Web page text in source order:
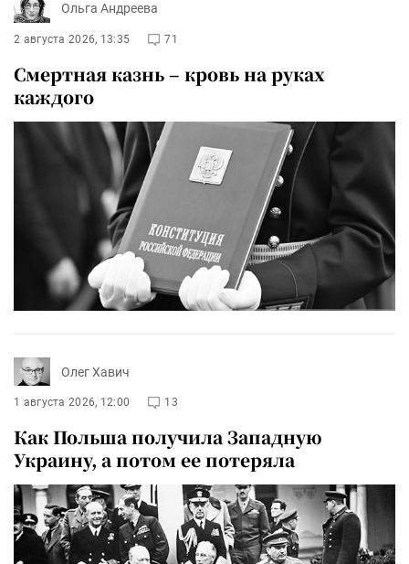
Ольга Андреева
2 августа 2026, 13:35 71
Смертная казнь – кровь на руках
каждого
Олег Хавич
1 августа 2026, 12:00 13
Как Польша получила Западную
Украину, а потом ее потеряла